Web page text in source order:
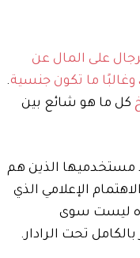
على المال عن
ما تكون جنسية.
كل ما هو شائع بين
مستخدميها الذين هم
الإعلامي الذي
ليست سوى
تحت الرادار.